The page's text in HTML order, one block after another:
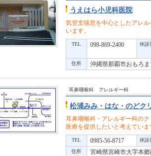
うえはら小児科医院
気管支喘息を中心としたアレ
います。
TEL 098-869-2400 休診
住所 沖縄県那覇市おもろ
耳鼻咽喉科 アレルギー科
松浦みみ・はな・のどク
耳鼻咽喉科・アレルギー科の
医療を提供したいと考えていま
TEL 0985-56-8717 休診
住所 宮崎県宮崎市大字本